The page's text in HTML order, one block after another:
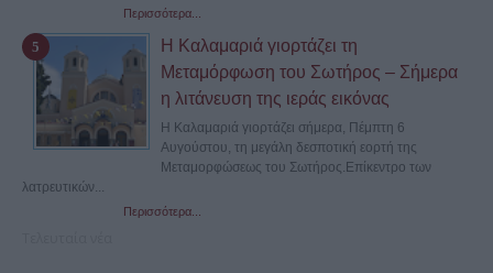
Περισσότερα...
Η Καλαμαριά γιορτάζει τη
Μεταμόρφωση του Σωτήρος – Σήμερα
η λιτάνευση της ιεράς εικόνας
Η Καλαμαριά γιορτάζει σήμερα, Πέμπτη 6
Αυγούστου, τη μεγάλη δεσποτική εορτή της
Μεταμορφώσεως του Σωτήρος.Επίκεντρο των
λατρευτικών...
Περισσότερα...